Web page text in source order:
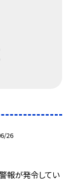
26
報が発令してい